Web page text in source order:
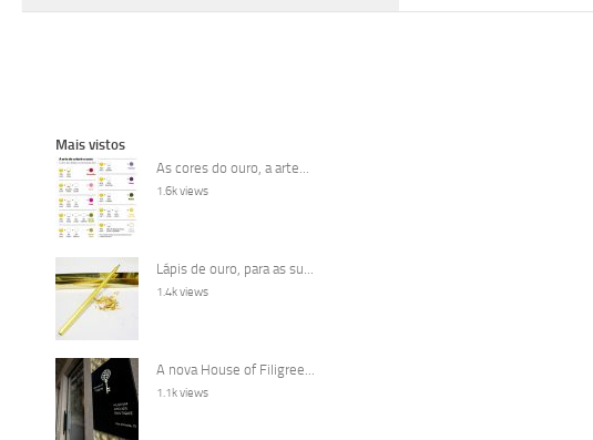
Mais vistos
As cores do ouro, a arte...
1.6k views
Lápis de ouro, para as su...
1.4k views
A nova House of Filigree...
1.1k views